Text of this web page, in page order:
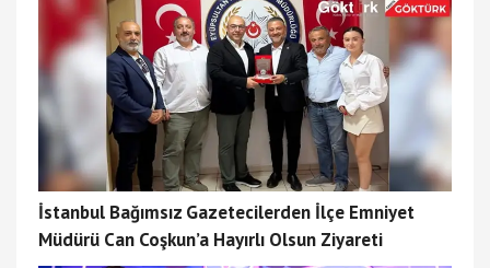
İstanbul Bağımsız Gazetecilerden İlçe Emniyet
Müdürü Can Coşkun’a Hayırlı Olsun Ziyareti